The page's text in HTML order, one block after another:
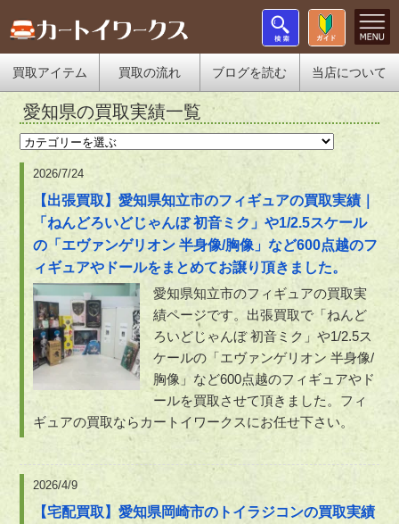
買取アイテム 買取の流れ ブログを読む 当店について
愛知県の買取実績一覧
2026/7/24
【出張買取】愛知県知立市のフィギュアの買取実績｜
「ねんどろいどじゃんぼ 初音ミク」や1/2.5スケール
の「エヴァンゲリオン 半身像/胸像」など600点越のフ
ィギュアやドールをまとめてお譲り頂きました。
愛知県知立市のフィギュアの買取実
績ページです。出張買取で「ねんど
ろいどじゃんぼ 初音ミク」や1/2.5ス
ケールの「エヴァンゲリオン 半身像/
胸像」など600点越のフィギュアやド
ールを買取させて頂きました。フィ
ギュアの買取ならカートイワークスにお任せ下さい。
2026/4/9
【宅配買取】愛知県岡崎市のトイラジコンの買取実績